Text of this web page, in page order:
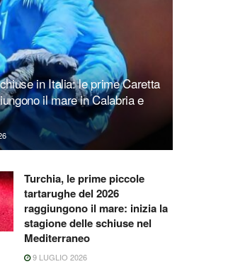
in Italia: le prime Caretta
il mare in Calabria e
Turchia, le prime piccole
tartarughe del 2026
raggiungono il mare: inizia la
stagione delle schiuse nel
Mediterraneo
9 LUGLIO 2026